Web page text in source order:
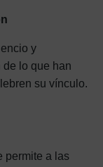
y
lo que han
su vínculo.
permite a las